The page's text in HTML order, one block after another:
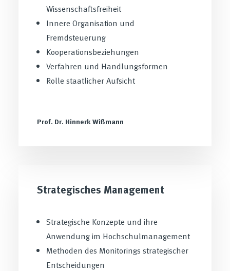
Wissenschaftsfreiheit
Innere Organisation und
Fremdsteuerung
Kooperationsbeziehungen
Verfahren und Handlungsformen
Rolle staatlicher Aufsicht
Prof. Dr. Hinnerk Wißmann
Strategisches Management
Strategische Konzepte und ihre
Anwendung im Hochschulmanagement
Methoden des Monitorings strategischer
Entscheidungen